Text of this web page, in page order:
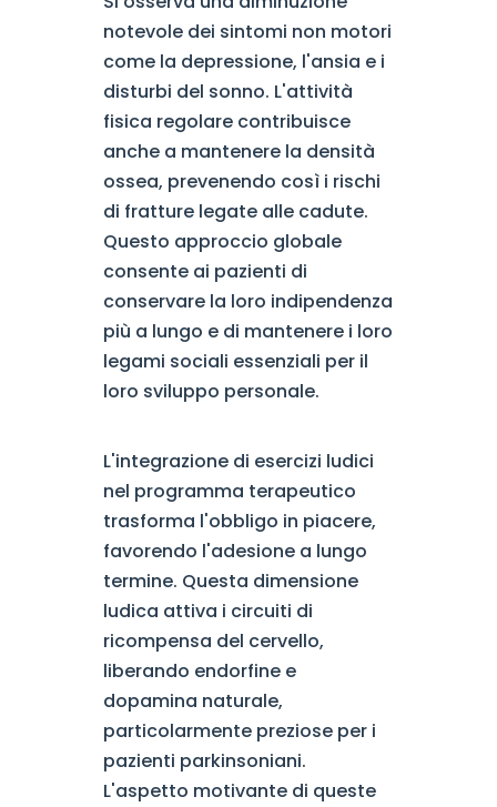
notevole dei sintomi non motori
come la depressione, l'ansia e i
disturbi del sonno. L'attività
fisica regolare contribuisce
anche a mantenere la densità
ossea, prevenendo così i rischi
di fratture legate alle cadute.
Questo approccio globale
consente ai pazienti di
conservare la loro indipendenza
più a lungo e di mantenere i loro
legami sociali essenziali per il
loro sviluppo personale.
L'integrazione di esercizi ludici
nel programma terapeutico
trasforma l'obbligo in piacere,
favorendo l'adesione a lungo
termine. Questa dimensione
ludica attiva i circuiti di
ricompensa del cervello,
liberando endorfine e
dopamina naturale,
particolarmente preziose per i
pazienti parkinsoniani.
L'aspetto motivante di queste